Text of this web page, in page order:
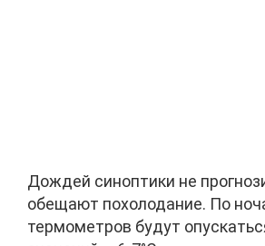
Дождей синоптики не
обещают похолодание. По
термометров будут